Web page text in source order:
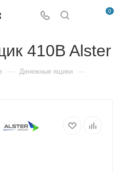
0
410B Alster
— Денежные ящики —